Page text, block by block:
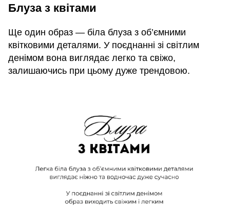
Блуза з квітами
Ще один образ — біла блуза з об’ємними
квітковими деталями. У поєднанні зі світлим
денімом вона виглядає легко та свіжо,
залишаючись при цьому дуже трендовою.